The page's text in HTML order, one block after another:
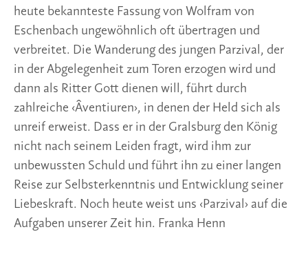
heute bekannteste Fassung von Wolfram von
Eschenbach ungewöhnlich oft übertragen und
verbreitet. Die Wanderung des jungen Parzival, der
in der Abgelegenheit zum Toren erzogen wird und
dann als Ritter Gott dienen will, führt durch
zahlreiche ‹Âventiuren›, in denen der Held sich als
unreif erweist. Dass er in der Gralsburg den König
nicht nach seinem Leiden fragt, wird ihm zur
unbewussten Schuld und führt ihn zu einer langen
Reise zur Selbsterkenntnis und Entwicklung seiner
Liebeskraft. Noch heute weist uns ‹Parzival› auf die
Aufgaben unserer Zeit hin. Franka Henn